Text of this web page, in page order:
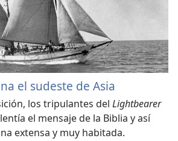
el sudeste de Asia
los tripulantes del Lightbearer
el mensaje de la Biblia y así
extensa y muy habitada.